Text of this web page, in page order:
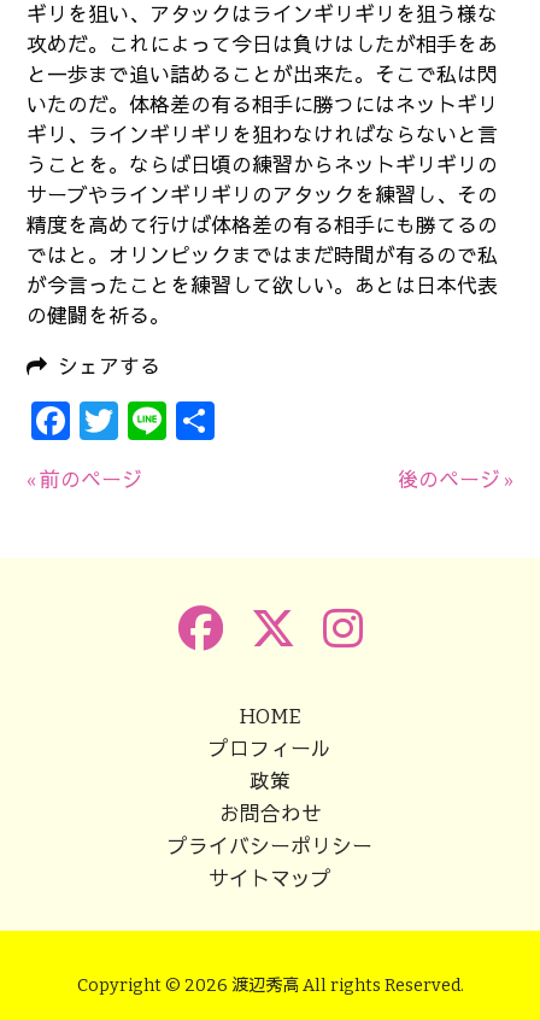
ギリを狙い、アタックはラインギリギリを狙う様な
攻めだ。これによって今日は負けはしたが相手をあ
と一歩まで追い詰めることが出来た。そこで私は閃
いたのだ。体格差の有る相手に勝つにはネットギリ
ギリ、ラインギリギリを狙わなければならないと言
うことを。ならば日頃の練習からネットギリギリの
サーブやラインギリギリのアタックを練習し、その
精度を高めて行けば体格差の有る相手にも勝てるの
ではと。オリンピックまではまだ時間が有るので私
が今言ったことを練習して欲しい。あとは日本代表
の健闘を祈る。
シェアする
Facebook
Twitter
Line
« 前のページ 後のページ »
HOME
プロフィール
政策
お問合わせ
プライバシーポリシー
サイトマップ
Copyright © 2026 渡辺秀高 All rights Reserved.